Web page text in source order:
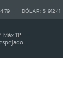
DÓLAR: $ 912,41
Máx:11º